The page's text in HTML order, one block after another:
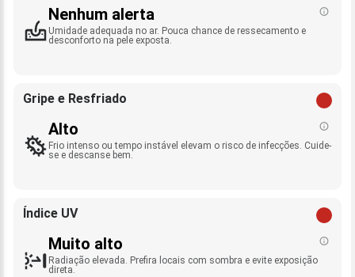
Nenhum alerta
Umidade adequada no ar. Pouca chance de ressecamento e
desconforto na pele exposta.
Gripe e Resfriado
Alto
Frio intenso ou tempo instável elevam o risco de infecções. Cuide-
se e descanse bem.
Índice UV
Muito alto
Radiação elevada. Prefira locais com sombra e evite exposição
direta.